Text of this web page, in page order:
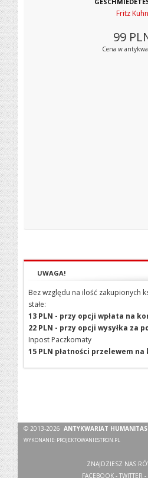
Fritz Kuhn
99
Cena w
UWAGA!
Bez względu na ilość zakupionych
stałe:
13 PLN - przy opcji wpłata na
22 PLN - przy opcji wysyłka za
Inpost Paczkomaty
15 PLN płatności przelewem
© 2013-2026ANTYKWARIAT HUMANITAS
WYKONANIE: PROJEKTOWANIESTRON.PL
ZNAJDZIESZ NAS
FACEBOOK - TWITTER -